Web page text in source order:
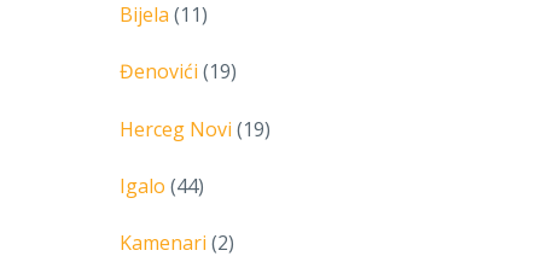
Bijela (11)
Đenovići (19)
Herceg Novi (19)
Igalo (44)
Kamenari (2)